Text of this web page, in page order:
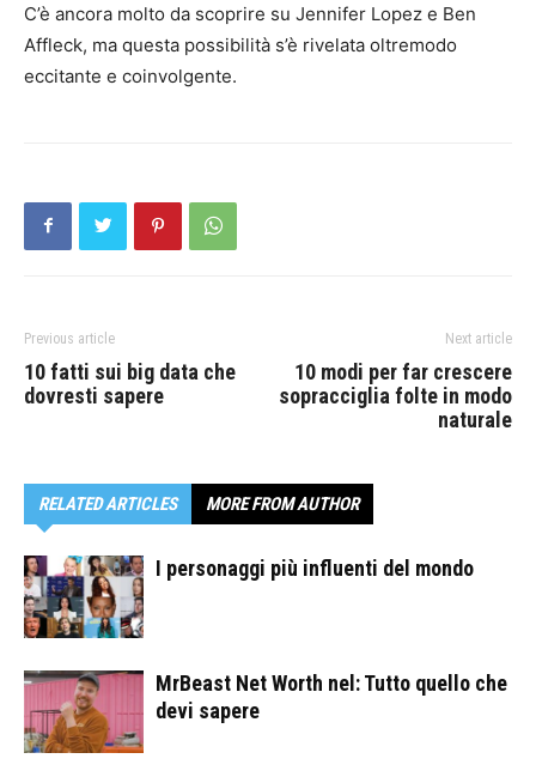
C’è ancora molto da scoprire su Jennifer Lopez e Ben
Affleck, ma questa possibilità s’è rivelata oltremodo
eccitante e coinvolgente.
Previous article
10 fatti sui big data che
dovresti sapere
Next article
10 modi per far crescere
sopracciglia folte in modo
naturale
RELATED ARTICLES MORE FROM AUTHOR
I personaggi più influenti del mondo
MrBeast Net Worth nel: Tutto quello che
devi sapere